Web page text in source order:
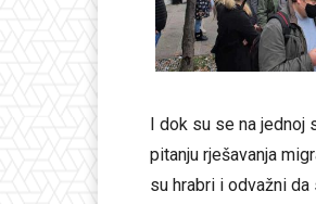
I dok su se na jednoj
pitanju rješavanja
su hrabri i odvažni